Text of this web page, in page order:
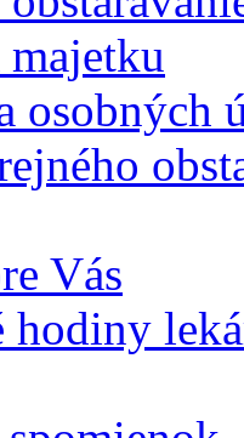
majetku
osobných
Vás
hodiny